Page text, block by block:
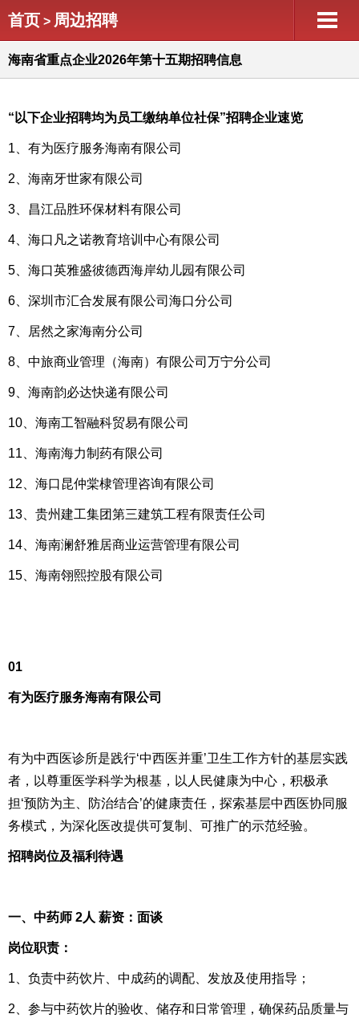
首页 > 周边招聘
海南省重点企业2026年第十五期招聘信息
“以下企业招聘均为员工缴纳单位社保”招聘企业速览
1、有为医疗服务海南有限公司
2、海南牙世家有限公司
3、昌江品胜环保材料有限公司
4、海口凡之诺教育培训中心有限公司
5、海口英雅盛彼德西海岸幼儿园有限公司
6、深圳市汇合发展有限公司海口分公司
7、居然之家海南分公司
8、中旅商业管理（海南）有限公司万宁分公司
9、海南韵必达快递有限公司
10、海南工智融科贸易有限公司
11、海南海力制药有限公司
12、海口昆仲棠棣管理咨询有限公司
13、贵州建工集团第三建筑工程有限责任公司
14、海南澜舒雅居商业运营管理有限公司
15、海南翎熙控股有限公司
01
有为医疗服务海南有限公司
有为中西医诊所是践行‘中西医并重’卫生工作方针的基层实践
者，以尊重医学科学为根基，以人民健康为中心，积极承
担‘预防为主、防治结合’的健康责任，探索基层中西医协同服
务模式，为深化医改提供可复制、可推广的示范经验。
招聘岗位及福利待遇
一、中药师 2人 薪资：面谈
岗位职责：
1、负责中药饮片、中成药的调配、发放及使用指导；
2、参与中药饮片的验收、储存和日常管理，确保药品质量与